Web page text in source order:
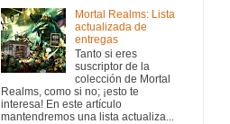
Mortal Realms: Lista
actualizada de
entregas
Tanto si eres
suscriptor de la
colección de Mortal
Realms, como si no; ¡esto te
interesa! En este artículo
mantendremos una lista actualiza...